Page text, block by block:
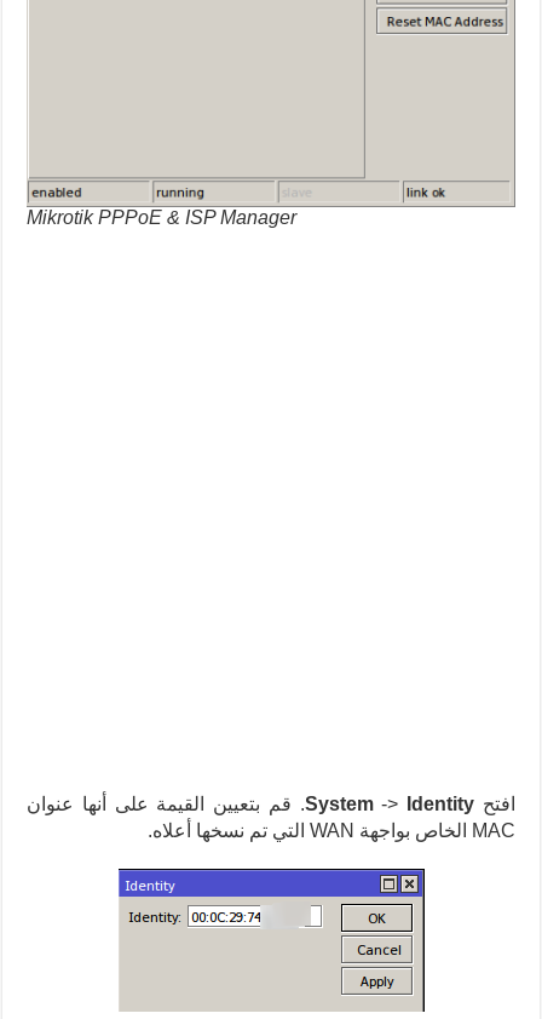
Mikrotik PPPoE & ISP Manager
افتح System -> Identity
. قم بتعيين القيمة على أنها عنوان
MAC الخاص بواجهة WAN التي تم نسخها أعلاه.